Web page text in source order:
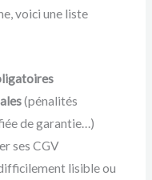
voici une liste
(pénalités
de garantie…)
ses CGV
lisible ou